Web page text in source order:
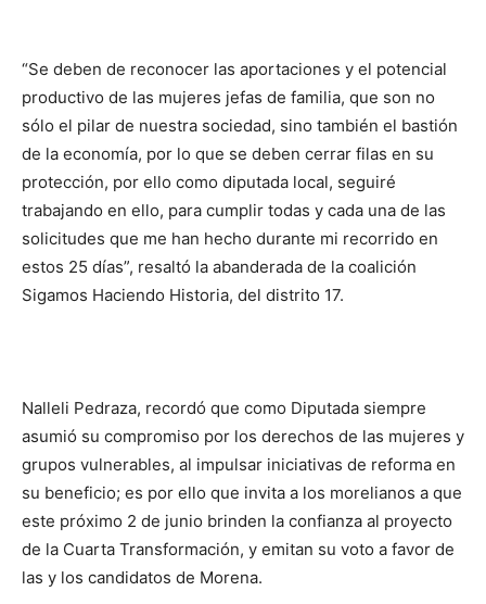
“Se deben de reconocer las aportaciones y el potencial
productivo de las mujeres jefas de familia, que son no
sólo el pilar de nuestra sociedad, sino también el bastión
de la economía, por lo que se deben cerrar filas en su
protección, por ello como diputada local, seguiré
trabajando en ello, para cumplir todas y cada una de las
solicitudes que me han hecho durante mi recorrido en
estos 25 días”, resaltó la abanderada de la coalición
Sigamos Haciendo Historia, del distrito 17.
Nalleli Pedraza, recordó que como Diputada siempre
asumió su compromiso por los derechos de las mujeres y
grupos vulnerables, al impulsar iniciativas de reforma en
su beneficio; es por ello que invita a los morelianos a que
este próximo 2 de junio brinden la confianza al proyecto
de la Cuarta Transformación, y emitan su voto a favor de
las y los candidatos de Morena.